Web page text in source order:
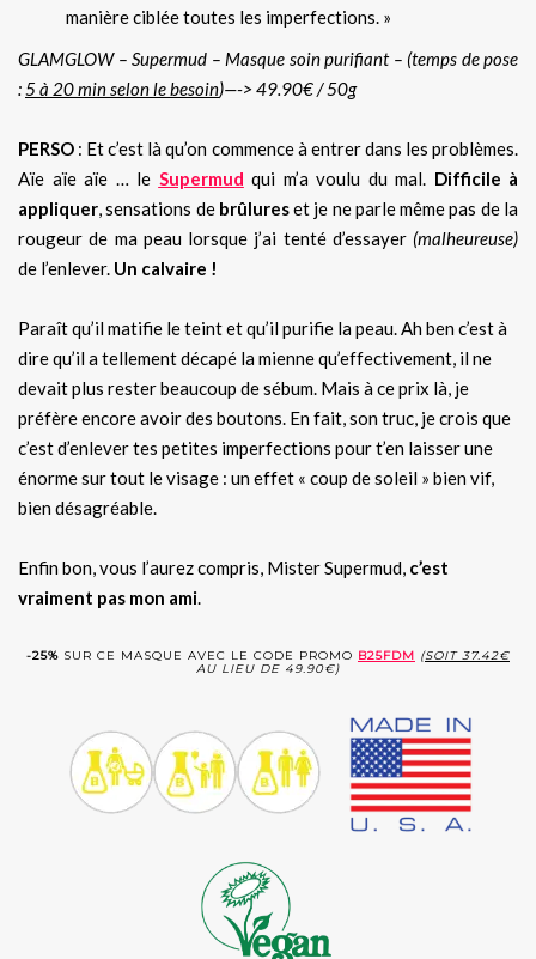
manière ciblée toutes les imperfections. »
GLAMGLOW – Supermud – Masque soin purifiant – (temps de pose
:5 à 20 min selon le besoin)—-> 49.90€ / 50g
PERSO : Et c’est là qu’on commence à entrer dans les problèmes.
Aïe aïe aïe … le Supermud qui m’a voulu du mal. Difficile à
appliquer, sensations de brûlureset je ne parle même pas de la
rougeur de ma peau lorsque j’ai tenté d’essayer(malheureuse)
de l’enlever. Un calvaire !
Paraît qu’il matifie le teint et qu’il purifie la peau. Ah ben c’est à
dire qu’il a tellement décapé la mienne qu’effectivement, il ne
devait plus rester beaucoup de sébum. Mais à ce prix là, je
préfère encore avoir des boutons. En fait, son truc, je crois que
c’est d’enlever tes petites imperfections pour t’en laisser une
énorme sur tout le visage : un effet « coup de soleil » bien vif,
bien désagréable.
Enfin bon, vous l’aurez compris, Mister Supermud, c’est
vraiment pas mon ami.
-25% SUR CE MASQUE AVEC LE CODE PROMO B25FDM (SOIT 37.42€
AU LIEU DE 49.90€)